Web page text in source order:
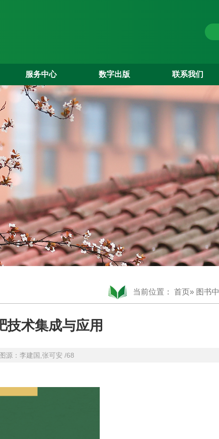
服务中心 数字出版 联系我们
当前位置： 首页» 图书
技术集成与应用
源：李建国,张可安 /68